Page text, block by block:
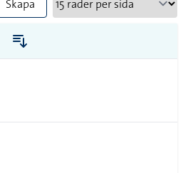
Skapa
PDF